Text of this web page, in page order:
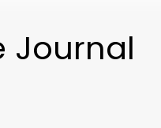
Journal